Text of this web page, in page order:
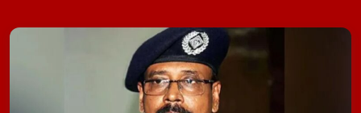
থেকে তাঁকে আটক করা হয়। সর্বশেষ তিনি
রাজধানীর রাজারবাগ টেলিকমের অতিরিক্ত
আইজিপি ছিলেন। ডিএমপির যুগ্ম কমিশনার